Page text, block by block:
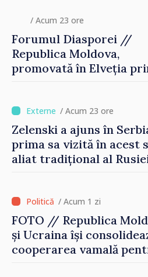
/ Acum 23 ore
Forumul Diasporei //
Republica Moldova,
promovată în Elveția
/ Acum 23 ore
Zelenski a ajuns în
prima sa vizită în acest
aliat tradițional al
/ Acum 1 zi
FOTO // Republica
și Ucraina își
cooperarea vamală